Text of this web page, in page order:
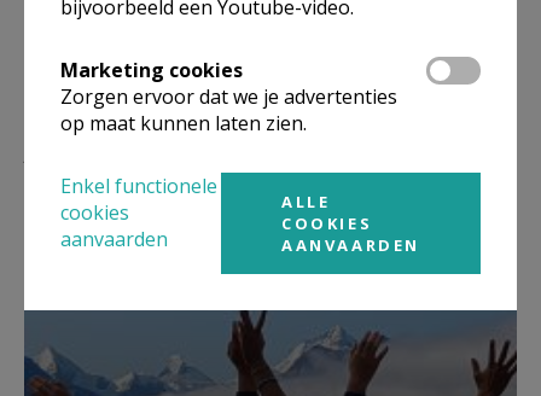
bijvoorbeeld een Youtube-video.
Marketing cookies
Zorgen ervoor dat we je advertenties
op maat kunnen laten zien.
Enkel functionele
cookies
aanvaarden
ALLE
COOKIES
AANVAARDEN